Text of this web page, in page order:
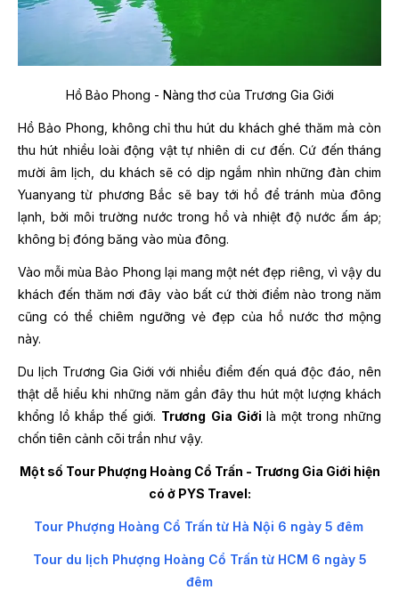
Hồ Bảo Phong - Nàng thơ của Trương Gia Giới
Hồ Bảo Phong, không chỉ thu hút du khách ghé thăm mà còn
thu hút nhiều loài động vật tự nhiên di cư đến. Cứ đến tháng
mười âm lịch, du khách sẽ có dịp ngắm nhìn những đàn chim
Yuanyang từ phương Bắc sẽ bay tới hồ để tránh mùa đông
lạnh, bởi môi trường nước trong hồ và nhiệt độ nước ấm áp;
không bị đóng băng vào mùa đông.
Vào mỗi mùa Bảo Phong lại mang một nét đẹp riêng, vì vậy du
khách đến thăm nơi đây vào bất cứ thời điểm nào trong năm
cũng có thể chiêm ngưỡng vẻ đẹp của hồ nước thơ mộng
này.
Du lịch Trương Gia Giới với nhiều điểm đến quá độc đáo, nên
thật dễ hiểu khi những năm gần đây thu hút một lượng khách
khổng lồ khắp thế giới. Trương Gia Giới là một trong những
chốn tiên cảnh cõi trần như vậy.
Một số Tour Phượng Hoàng Cổ Trấn - Trương Gia Giới hiện
có ở PYS Travel:
Tour Phượng Hoàng Cổ Trấn từ Hà Nội 6 ngày 5 đêm
Tour du lịch Phượng Hoàng Cổ Trấn từ HCM 6 ngày 5
đêm